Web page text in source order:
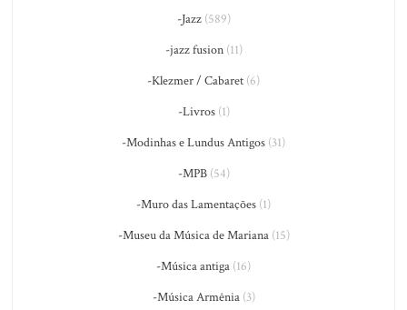
-Jazz(589)
-jazz fusion(11)
-Klezmer / Cabaret (6)
-Livros(1)
-Modinhas e Lundus Antigos (31)
-MPB(54)
-Muro das Lamentações (1)
-Museu da Música de Mariana(15)
-Música antiga (16)
-Música Armênia(3)